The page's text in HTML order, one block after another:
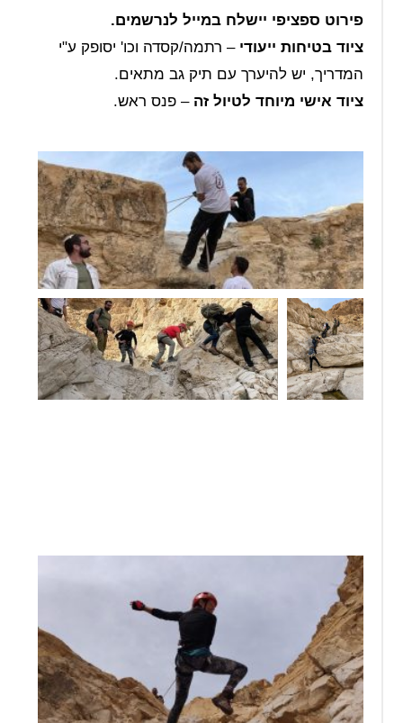
פירוט ספציפי יישלח במייל לנרשמים.
ציוד בטיחות ייעודי – רתמה/קסדה וכו' יסופק ע"י
המדריך, יש להיערך עם תיק גב מתאים.
ציוד אישי מיוחד לטיול זה – פנס ראש.